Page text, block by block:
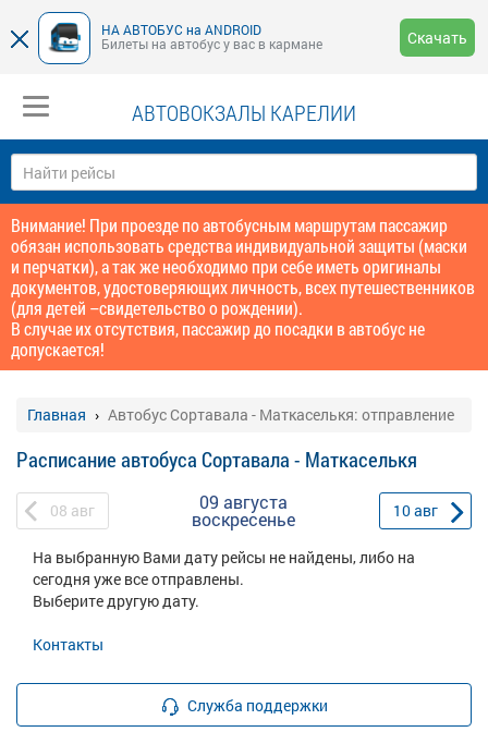
НА АВТОБУС на ANDROID
Билеты на автобус у вас в кармане
Скачать
АВТОВОКЗАЛЫ КАРЕЛИИ
Внимание! При проезде по автобусным маршрутам пассажир
обязан использовать средства индивидуальной защиты (маски
и перчатки), а так же необходимо при себе иметь оригиналы
документов, удостоверяющих личность, всех путешественников
(для детей –свидетельство о рождении).
В случае их отсутствия, пассажир до посадки в автобус не
допускается!
Главная Автобус Сортавала - Маткаселькя: отправление
Расписание автобуса Сортавала - Маткаселькя
08 авг 09 августа
воскресенье 10авг
На выбранную Вами дату рейсы не найдены, либо на
сегодня уже все отправлены.
Выберите другую дату.
Контакты
Служба поддержки